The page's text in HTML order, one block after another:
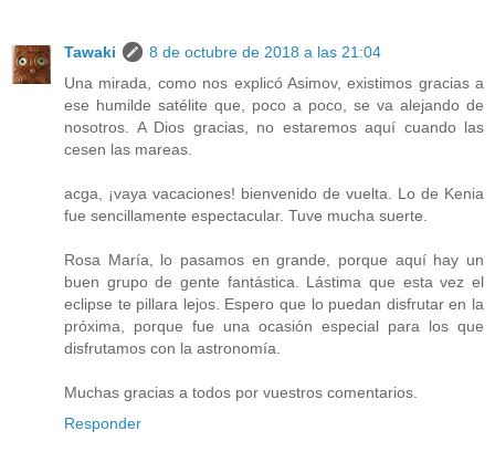
Tawaki
8 de octubre de 2018 a las 21:04
Una mirada, como nos explicó Asimov, existimos gracias a
ese humilde satélite que, poco a poco, se va alejando de
nosotros. A Dios gracias, no estaremos aquí cuando las
cesen las mareas.
acga, ¡vaya vacaciones! bienvenido de vuelta. Lo de Kenia
fue sencillamente espectacular. Tuve mucha suerte.
Rosa María, lo pasamos en grande, porque aquí hay un
buen grupo de gente fantástica. Lástima que esta vez el
eclipse te pillara lejos. Espero que lo puedan disfrutar en la
próxima, porque fue una ocasión especial para los que
disfrutamos con la astronomía.
Muchas gracias a todos por vuestros comentarios.
Responder